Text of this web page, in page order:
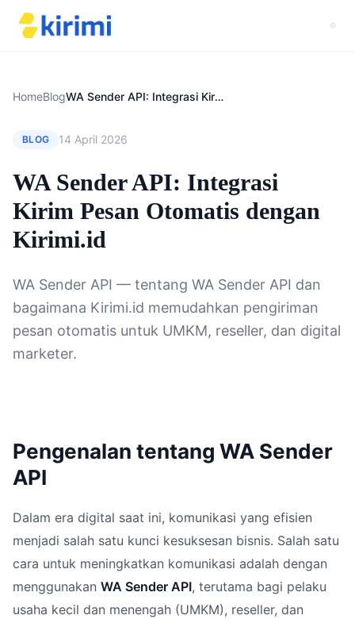
HomeBlog WA Sender API: Integrasi Kirim Pesan Otomatis dengan Kirimi.id
BLOG 14 April 2026
WA Sender API: Integrasi
Kirim Pesan Otomatis dengan
Kirimi.id
WA Sender API — tentang WA Sender API dan
bagaimana Kirimi.id memudahkan pengiriman
pesan otomatis untuk UMKM, reseller, dan digital
marketer.
Pengenalan tentang WA Sender
API
Dalam era digital saat ini, komunikasi yang efisien
menjadi salah satu kunci kesuksesan bisnis. Salah satu
cara untuk meningkatkan komunikasi adalah dengan
menggunakan WA Sender API, terutama bagi pelaku
usaha kecil dan menengah (UMKM), reseller, dan